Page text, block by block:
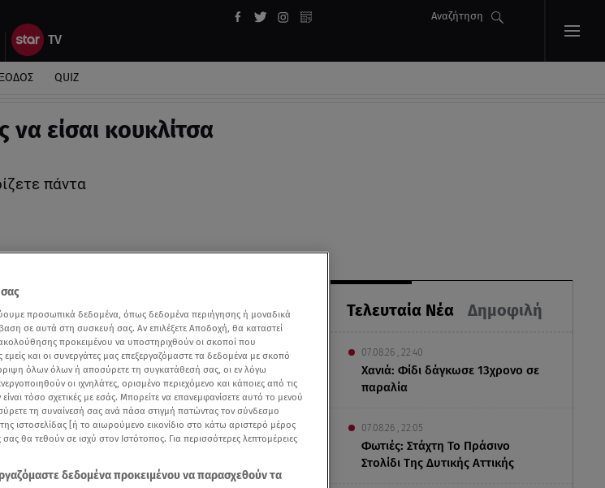
Αναζήτηση
QUIZ
είσαι κουκλίτσα
πάντα
Τελευταία Νέα Δημοφιλή
07.08.26 , 22:40
Χανιά: Φίδι δάγκωσε 13χρονο σε
παραλία
07.08.26 , 22:05
Φωτιές: Στάχτη Το Πράσινο
Στολίδι Της Δυτικής Αττικής
προσωπικά δεδομένα, όπως δεδομένα περιήγησης ή μοναδικά
σε αυτά στη συσκευή σας. Αν επιλέξετε Αποδοχή, θα καταστεί
προκειμένου να υποστηριχθούν οι σκοποί που
και οι συνεργάτες μας επεξεργαζόμαστε τα δεδομένα με σκοπό
όλων όλων ή αποσύρετε τη συγκατάθεσή σας, οι εν λόγω
οι ιχνηλάτες, ορισμένο περιεχόμενο και κάποιες από τις
τόσο σχετικές με εσάς. Μπορείτε να επανεμφανίσετε αυτό το μενού
τη συναίνεσή σας ανά πάσα στιγμή πατώντας τον σύνδεσμο
ιστοσελίδας [ή το αιωρούμενο εικονίδιο στο κάτω αριστερό μέρος
σας θα τεθούν σε ισχύ στον Ιστότοπος. Για περισσότερες λεπτομέρειες
δεδομένα προκειμένου να παρασχεθούν τα